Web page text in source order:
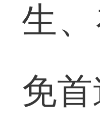
生
免